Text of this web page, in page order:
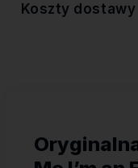
Koszty dostawy